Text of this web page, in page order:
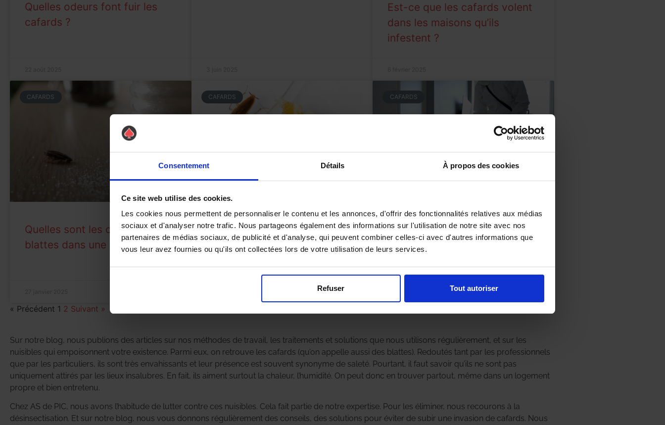
Consentement Détails À propos des cookies
Ce site web utilise des cookies.
Les cookies nous permettent de personnaliser le contenu et les annonces, d'offrir des fonctionnalités relatives aux médias
sociaux et d'analyser notre trafic. Nous partageons également des informations sur l'utilisation de notre site avec nos
partenaires de médias sociaux, de publicité et d'analyse, qui peuvent combiner celles-ci avec d'autres informations que
vous leur avez fournies ou qu'ils ont collectées lors de votre utilisation de leurs services.
Refuser Tout autoriser
Quelles odeurs font fuir les
cafards ?
Est-ce que les cafards volent
dans les maisons qu’ils
infestent ?
CAFARDS
Quelles sont les cachettes des
blattes dans une maison ?
CAFARDS
Comment distinguer blatte
germanique et cafard de jardin
?
CAFARDS
Les bons gestes en cas
d’infestation de cafards en
« Précédent 1 2 Suivant »
Sur notre blog, nous publions des articles sur nos méthodes de travail, les traitements et solutions que nous utilisons régulièrement, et sur les
nuisibles qui empoisonnent votre existence. Parmi eux, on retrouve les cafards (qu’on appelle aussi des blattes). Redoutés tant par les professionnels
que par les particuliers, ils sont très envahissants et leur présence est souvent synonyme de saleté. Pourtant, il faut savoir qu’ils ne sont pas
uniquement attirés par les lieux insalubres. En fait, ils aiment surtout la chaleur, l’humidité. On peut donc en trouver partout, même dans un logement
propre et bien entretenu.
Chez AS de PIC, nous avons l’habitude de lutter contre ces nuisibles. Cela fait partie de notre expertise. Pour les éliminer, nous recourons à la
désinsectisation. Et sur notre blog, nous vous donnons régulièrement des conseils, des solutions pour éviter de subir une invasion de cafards. Nous